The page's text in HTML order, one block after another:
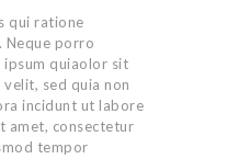
qui ratione
Neque porro
ipsum quiaolor sit
sed quia non
incidunt ut labore
amet, consectetur
tempor